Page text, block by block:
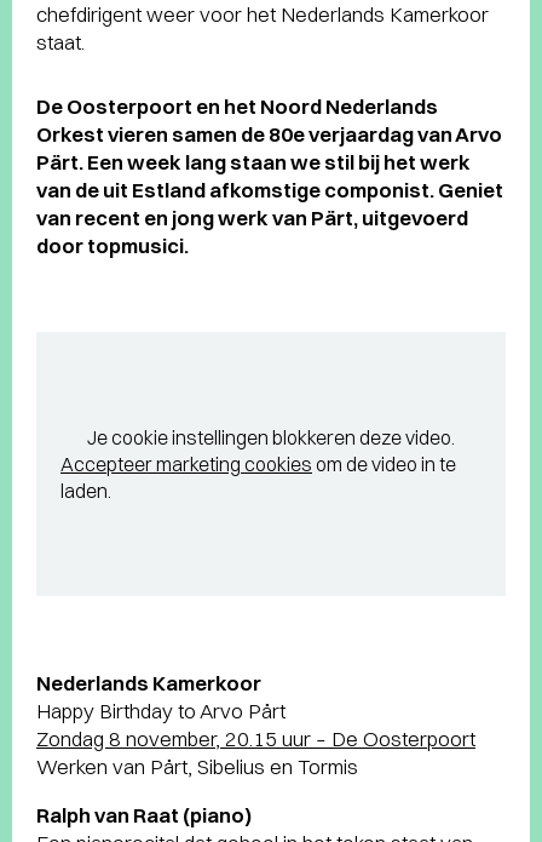
chefdirigent weer voor het Nederlands Kamerkoor
staat.
De Oosterpoort en het Noord Nederlands
Orkest vieren samen de 80e verjaardag van Arvo
Pärt. Een week lang staan we stil bij het werk
van de uit Estland afkomstige componist. Geniet
van recent en jong werk van Pärt, uitgevoerd
door topmusici.
Je cookie instellingen blokkeren deze video.
Accepteer marketing cookies om de video in te
laden.
Nederlands Kamerkoor
Happy Birthday to Arvo Pärt
Zondag 8 november, 20.15 uur – De Oosterpoort
Werken van Pärt, Sibelius en Tormis
Ralph van Raat (piano)